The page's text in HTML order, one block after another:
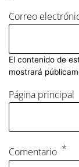
Correo
El contenido de
mostrará
Página principal
Comentario